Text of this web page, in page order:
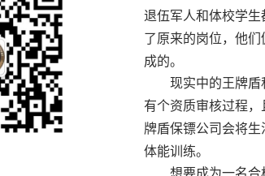
退伍军人和体校学生
了原来的岗位，他
成的。
现实中的王牌
有个资质审核过程
牌盾保镖公司会将
体能训练。
想要成为一名